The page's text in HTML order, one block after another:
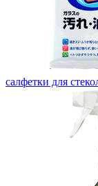
салфетки для